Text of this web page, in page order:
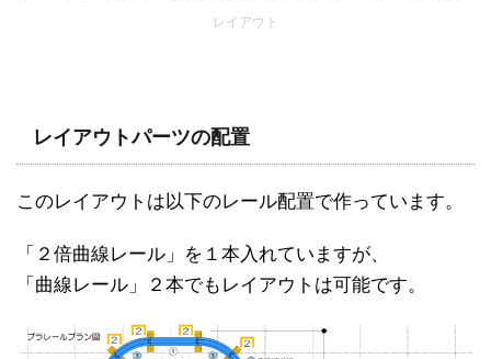
レイアウト
レイアウトパーツの配置
このレイアウトは以下のレール配置で作っています。
「２倍曲線レール」を１本入れていますが、
「曲線レール」２本でもレイアウトは可能です。